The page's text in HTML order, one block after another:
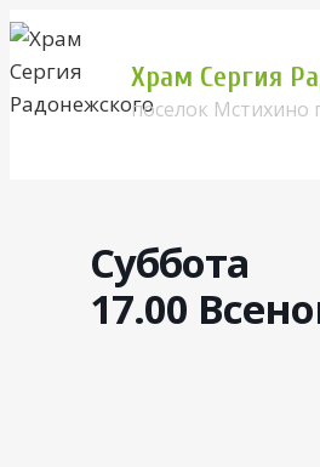
Перейти
к
содержимомуХрам Сергия
поселок Мстихино
Суббота
17.00